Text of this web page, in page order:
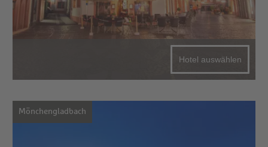
Hotel auswählen
Mönchengladbach